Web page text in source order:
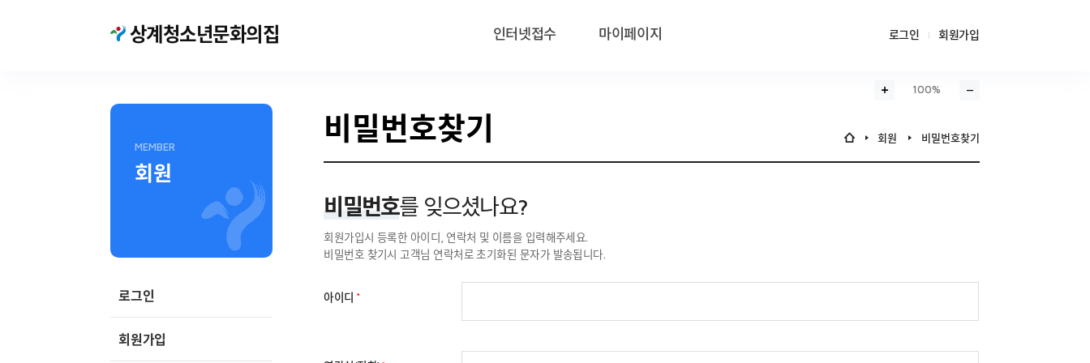
100%
서울특별시
공공서비스상계청소년문화의집 인터넷접수 마이페이지 로그인 회원가입
MEMBER
회원
로그인
회원가입
비밀번호찾기 회원 비밀번호찾기
비밀번호를 잊으셨나요?
회원가입시 등록한 아이디, 연락처 및 이름을 입력해주세요.
비밀번호 찾기시 고객님 연락처로 초기화된 문자가 발송됩니다.
아이디